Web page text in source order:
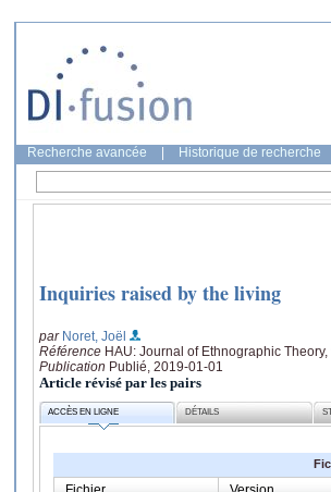
Recherche avancée Historique de recherche
Inquiries raised by the living
par Noret, Joël
Référence HAU: Journal of Ethnographic
Publication Publié, 2019-01-01
Article révisé par les pairs
ACCÈS EN LIGNE DÉTAILS